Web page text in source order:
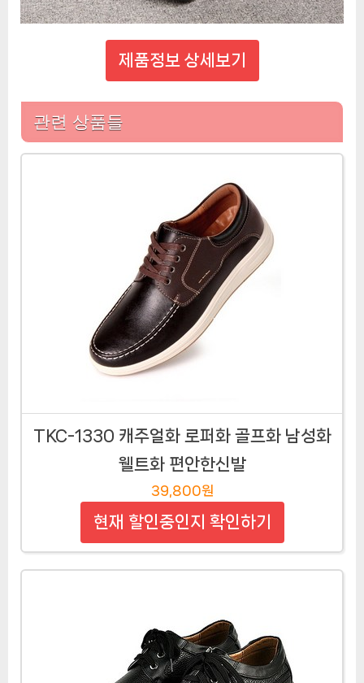
제품정보 상세보기
관련 상품들
TKC-1330 캐주얼화 로퍼화 골프화 남성화
웰트화 편안한신발
39,800원
현재 할인중인지 확인하기